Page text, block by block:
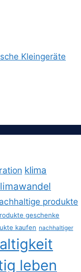
Kleingeräte
klima
produkte
geschenke
kaufen nachhaltiger
leben